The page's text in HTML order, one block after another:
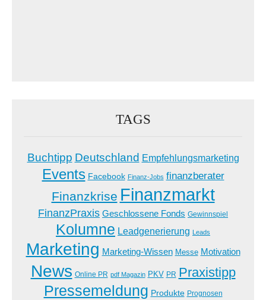
TAGS
Buchtipp Deutschland Empfehlungsmarketing
Events Facebook Finanz-Jobs finanzberater
Finanzkrise Finanzmarkt
FinanzPraxis Geschlossene Fonds Gewinnspiel
Kolumne Leadgenerierung Leads
Marketing Marketing-Wissen Messe Motivation
News Online PR pdf Magazin PKV PR Praxistipp
Pressemeldung Produkte Prognosen